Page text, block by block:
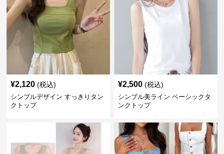
¥2,120 (税込)
シンプルデザイン すっきりタン
クトップ
¥2,500 (税込)
シンプル美ライン ベーシックタ
ンクトップ